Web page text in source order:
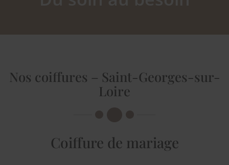
Nos coiffures – Saint-Georges-sur-
Loire
Coiffure de mariage